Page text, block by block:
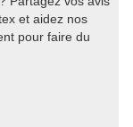
et aidez nos
pour faire du